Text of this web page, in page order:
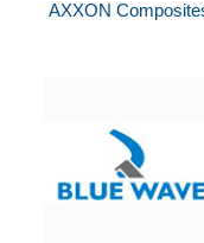
AXXON